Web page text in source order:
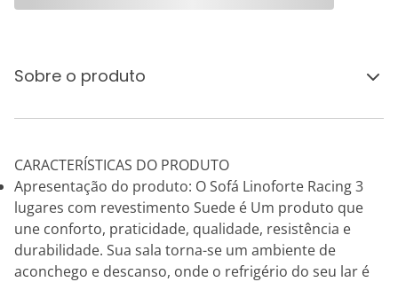
Sobre o produto
CARACTERÍSTICAS DO PRODUTO
Apresentação do produto: O Sofá Linoforte Racing 3
lugares com revestimento Suede é Um produto que
une conforto, praticidade, qualidade, resistência e
durabilidade. Sua sala torna-se um ambiente de
aconchego e descanso, onde o refrigério do seu lar é